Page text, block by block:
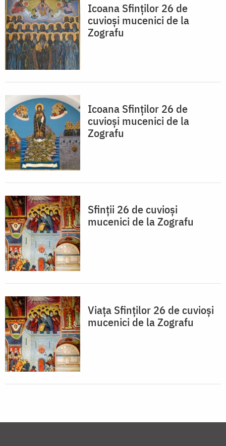
Icoana Sfinţilor 26 de
cuvioşi mucenici de la
Zografu
Icoana Sfinţilor 26 de
cuvioşi mucenici de la
Zografu
Sfinţii 26 de cuvioşi
mucenici de la Zografu
Viața Sfinţilor 26 de cuvioşi
mucenici de la Zografu